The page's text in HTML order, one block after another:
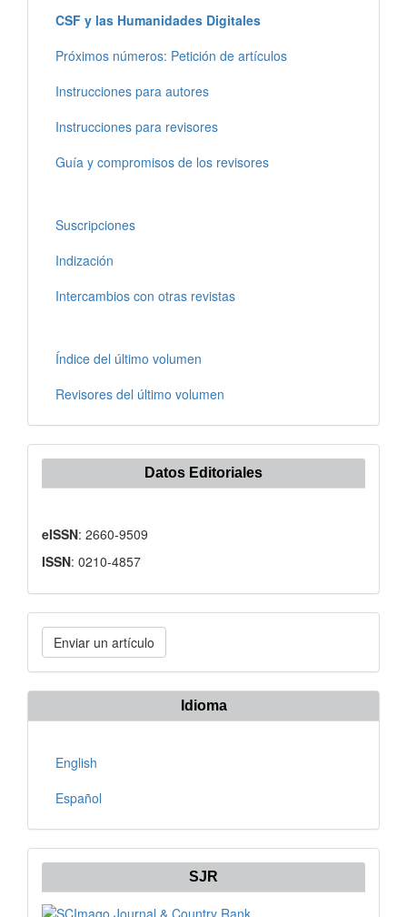
CSF y las Humanidades Digitales
Próximos números: Petición de artículos
Instrucciones para autores
Instrucciones para revisores
Guía y compromisos de los revisores
Suscripciones
Indización
Intercambios con otras revistas
Índice del último volumen
Revisores del último volumen
Datos Editoriales
eISSN: 2660-9509
ISSN: 0210-4857
Enviar
un
artículo
Enviar un artículo
Idioma
English
Español
SJR